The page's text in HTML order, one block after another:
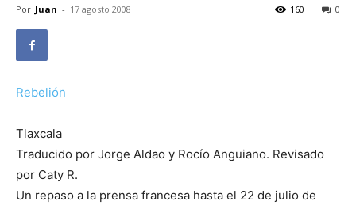
Por Juan - 17 agosto 2008 0
160
Rebelión
Tlaxcala
Traducido por Jorge Aldao y Rocío Anguiano. Revisado
por Caty R.
Un repaso a la prensa francesa hasta el 22 de julio de